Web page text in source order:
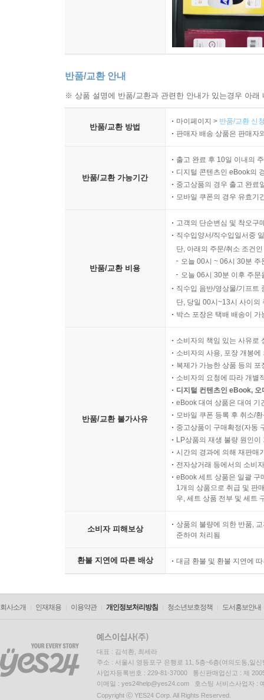
반품/교환 안내
※ 상품 설명에 반품/교환과 관련한 안내가 있는경우 아
반품/교환 방법
마이페이지 > 반품/교환 신
판매자 배송 상품은 판매자
반품/교환 가능기간
출고 완료 후 10일 이내의
디지털 콘텐츠인 eBook의
중고상품의 경우 출고 완료
모바일 쿠폰의 경우 유효기
반품/교환 비용
고객의 단순변심 및 착오구
직수입양서/직수입일서중
단, 아래의 주문/취소 조건
오늘 00시 ~ 06시 30분
오늘 06시 30분 이후 주
직수입 음반/영상물/기프트
단, 당일 00시~13시 사이의
박스 포장은 택배 배송이
반품/교환 불가사유
소비자의 책임 있는 사유로
소비자의 사용, 포장 개봉
복제가 가능한 상품 등의
소비자의 요청에 따라 개별
디지털 컨텐츠인 eBook,
eBook 대여 상품은 대여 기
모바일 쿠폰 등록 후 취소/
중고상품이 구매확정(자동
LP상품의 재생 불량 원인
시간의 경과에 의해 재판매
전자상거래 등에서의 소비
eBook 세트 상품은 일괄 구
1개의 상품으로 취급 및 판
우, 세트 상품 전부 및 세트
소비자 피해보상
상품의 불량에 의한 반품,
준하여 처리됨
환불 지연에 따른 배상 대금 환불 및 환불 지연에
회사소개 인재채용 이용약관 개인정보처리방침 청소년보호정책 도서홍보안내
대표 : 김석환, 최세라
주소 : 서울시 영등포구 은행로 11, 5층~6층(여의도동,일신
사업자등록번호 : 229-81-37000 통신판매업신고 : 제
이메일 : yes24help@yes24.com 호스팅 서비스사업자 :
Copyright ⓒ YES24 Corp. All Rights Reserved.